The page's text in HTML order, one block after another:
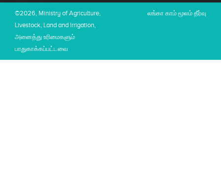
©2026, Ministry of Agriculture,
Livestock, Land and Irrigation,
அனைத்து உரிமைகளும்
பாதுகாக்கப்பட்டவை
லங்கா காம் மூலம் தீர்வு